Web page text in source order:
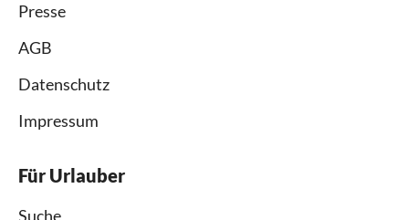
Presse
AGB
Datenschutz
Impressum
Für Urlauber
Suche